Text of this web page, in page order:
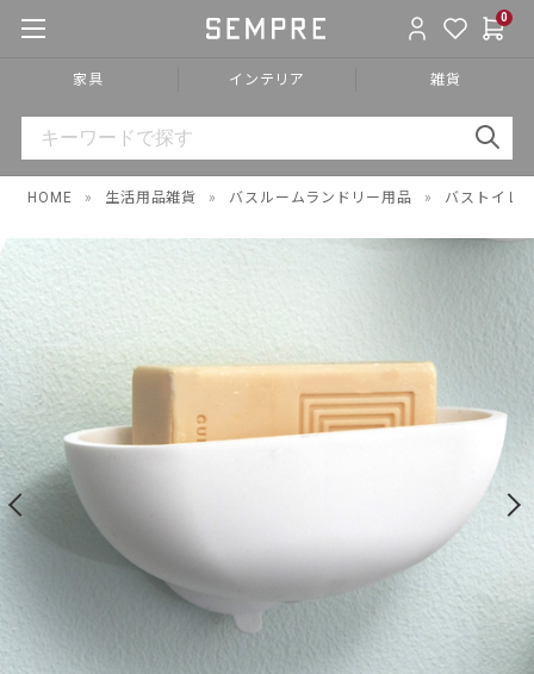
0
家具 インテリア 雑貨
HOME » 生活用品雑貨 » バスルームランドリー用品 » バストイレ